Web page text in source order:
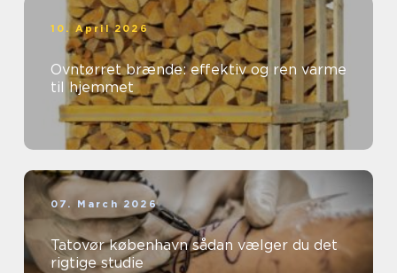
10. April 2026
Ovntørret brænde: effektiv og ren varme
til hjemmet
07. March 2026
Tatovør københavn sådan vælger du det
rigtige studie